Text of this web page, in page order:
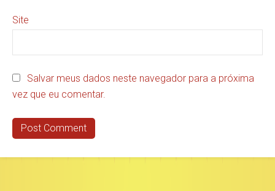
Site
Salvar meus dados neste navegador para a próxima
vez que eu comentar.